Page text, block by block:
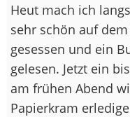
Heut mach ich
sehr schön auf
gesessen und ein
gelesen. Jetzt ein
am frühen Abend
Papierkram